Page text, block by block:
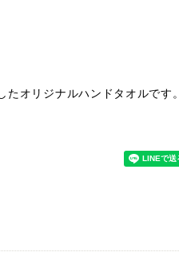
オリジナルハンドタオルです。